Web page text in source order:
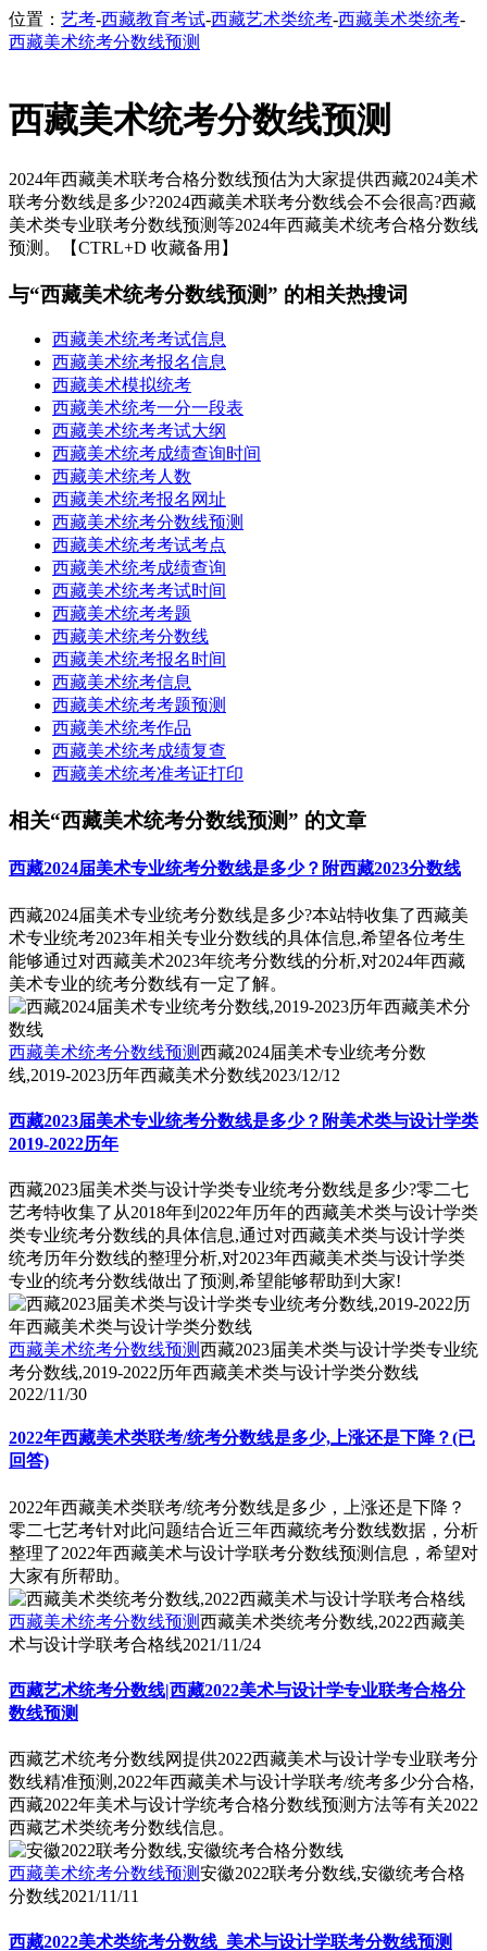
位置： 艺考-西藏教育考试-西藏艺术类统考-西藏美术类统考-
西藏美术统考分数线预测
西藏美术统考分数线预测
2024年西藏美术联考合格分数线预估为大家提供西藏2024美术
联考分数线是多少?2024西藏美术联考分数线会不会很高?西藏
美术类专业联考分数线预测等2024年西藏美术统考合格分数线
预测。【CTRL+D 收藏备用】
与“西藏美术统考分数线预测” 的相关热搜词
西藏美术统考考试信息
西藏美术统考报名信息
西藏美术模拟统考
西藏美术统考一分一段表
西藏美术统考考试大纲
西藏美术统考成绩查询时间
西藏美术统考人数
西藏美术统考报名网址
西藏美术统考分数线预测
西藏美术统考考试考点
西藏美术统考成绩查询
西藏美术统考考试时间
西藏美术统考考题
西藏美术统考分数线
西藏美术统考报名时间
西藏美术统考信息
西藏美术统考考题预测
西藏美术统考作品
西藏美术统考成绩复查
西藏美术统考准考证打印
相关“西藏美术统考分数线预测” 的文章
西藏2024届美术专业统考分数线是多少？附西藏2023分数线
西藏2024届美术专业统考分数线是多少?本站特收集了西藏美
术专业统考2023年相关专业分数线的具体信息,希望各位考生
能够通过对西藏美术2023年统考分数线的分析,对2024年西藏
美术专业的统考分数线有一定了解。
西藏美术统考分数线预测西藏2024届美术专业统考分数
线,2019-2023历年西藏美术分数线2023/12/12
西藏2023届美术专业统考分数线是多少？附美术类与设计学类
2019-2022历年
西藏2023届美术类与设计学类专业统考分数线是多少?零二七
艺考特收集了从2018年到2022年历年的西藏美术类与设计学类
类专业统考分数线的具体信息,通过对西藏美术类与设计学类
统考历年分数线的整理分析,对2023年西藏美术类与设计学类
专业的统考分数线做出了预测,希望能够帮助到大家!
西藏美术统考分数线预测西藏2023届美术类与设计学类专业统
考分数线,2019-2022历年西藏美术类与设计学类分数线
2022/11/30
2022年西藏美术类联考/统考分数线是多少,上涨还是下降？(已
回答)
2022年西藏美术类联考/统考分数线是多少，上涨还是下降？
零二七艺考针对此问题结合近三年西藏统考分数线数据，分析
整理了2022年西藏美术与设计学联考分数线预测信息，希望对
大家有所帮助。
西藏美术统考分数线预测西藏美术类统考分数线,2022西藏美
术与设计学联考合格线2021/11/24
西藏艺术统考分数线|西藏2022美术与设计学专业联考合格分
数线预测
西藏艺术统考分数线网提供2022西藏美术与设计学专业联考分
数线精准预测,2022年西藏美术与设计学联考/统考多少分合格,
西藏2022年美术与设计学统考合格分数线预测方法等有关2022
西藏艺术类统考分数线信息。
西藏美术统考分数线预测安徽2022联考分数线,安徽统考合格
分数线2021/11/11
西藏2022美术类统考分数线_美术与设计学联考分数线预测